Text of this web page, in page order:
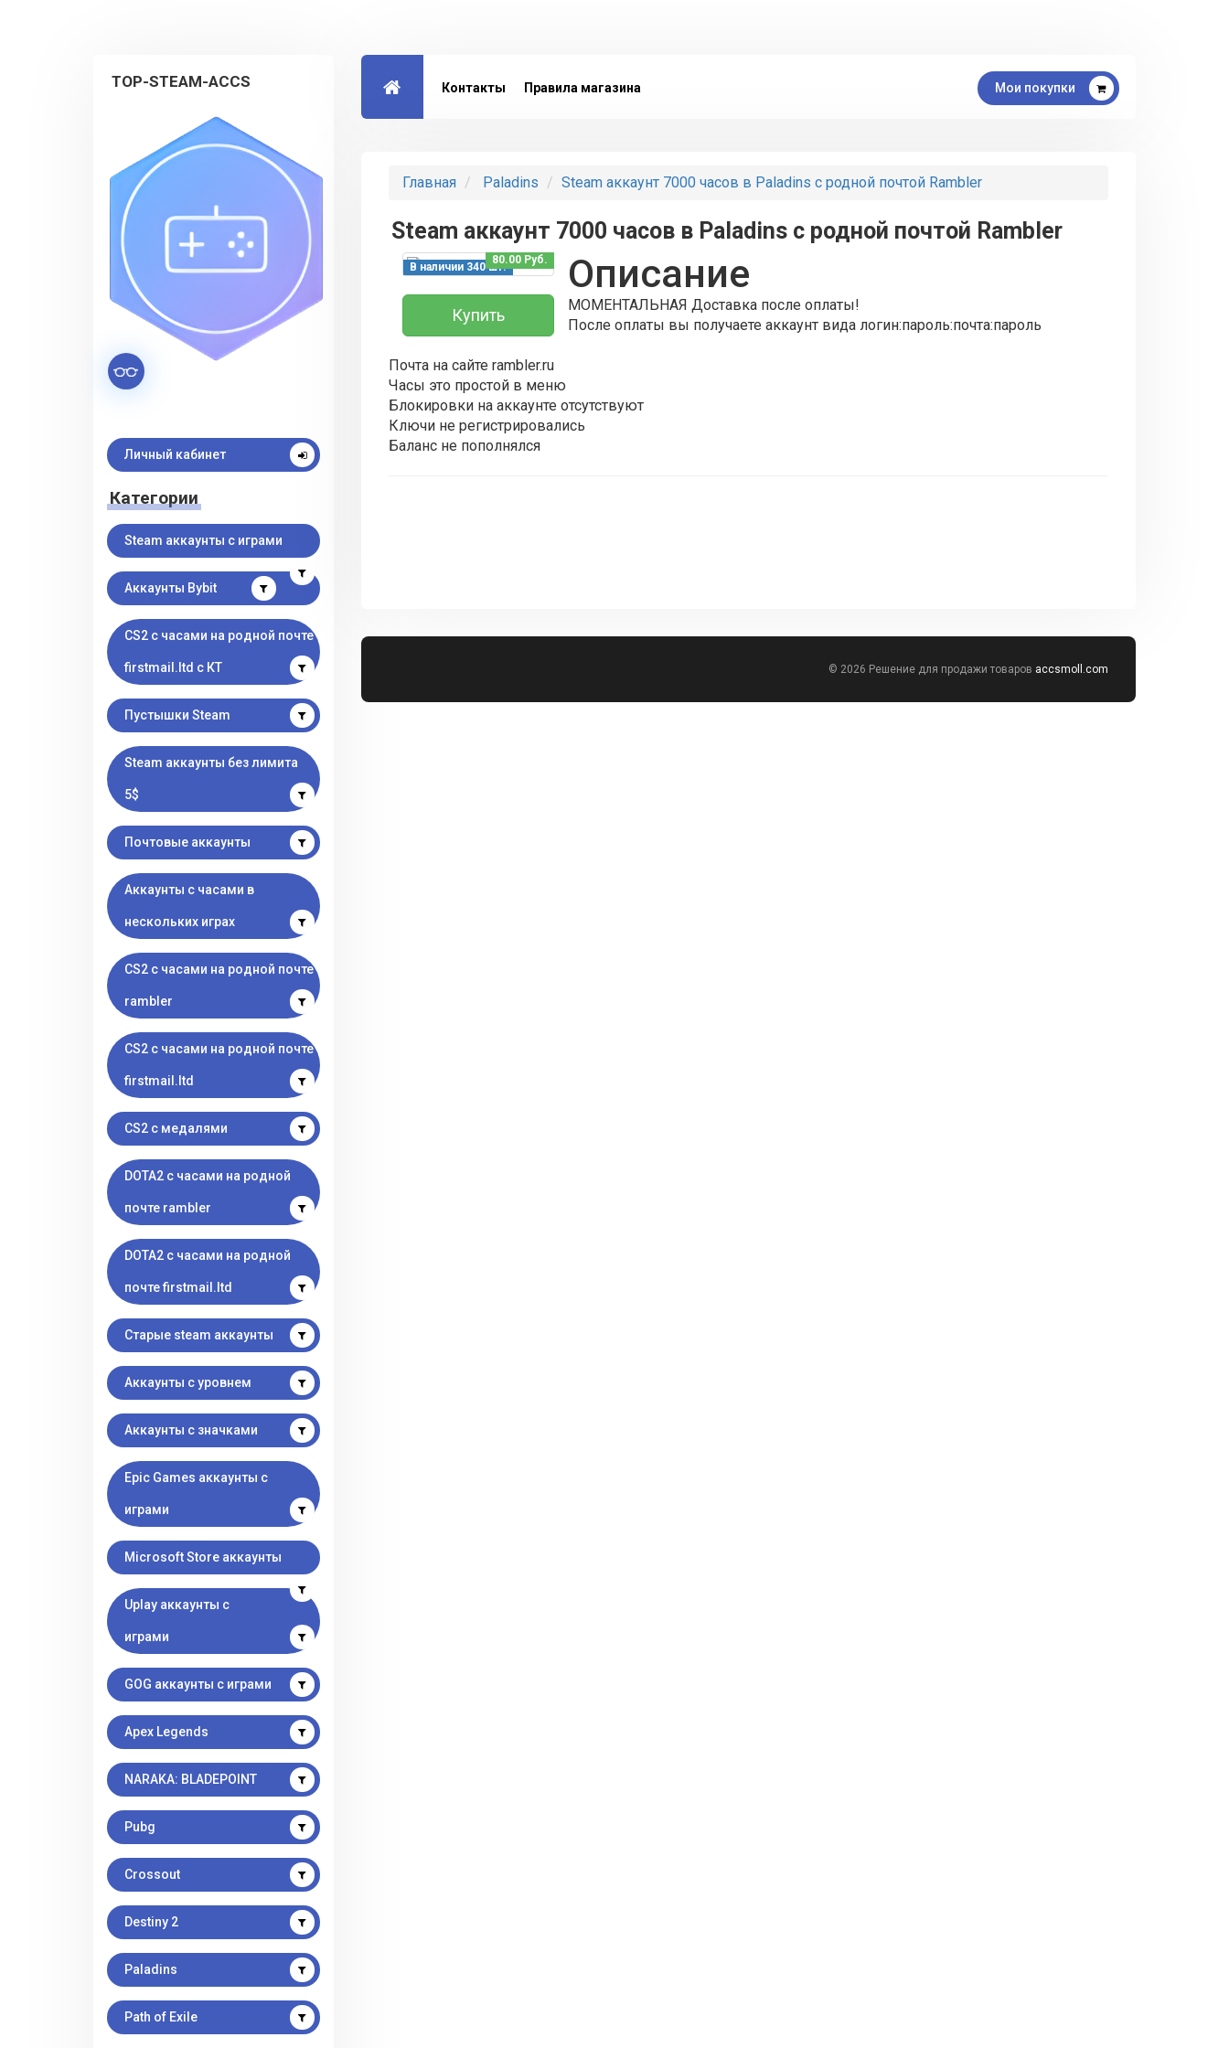
TOP-STEAM-ACCS
Личный кабинет
Категории
Steam аккаунты с играми
Аккаунты Bybit
CS2 с часами на родной почте
firstmail.ltd с КТ
Пустышки Steam
Steam аккаунты без лимита
5$
Почтовые аккаунты
Аккаунты с часами в
нескольких играх
CS2 с часами на родной почте
rambler
CS2 с часами на родной почте
firstmail.ltd
CS2 с медалями
DOTA2 с часами на родной
почте rambler
DOTA2 с часами на родной
почте firstmail.ltd
Старые steam аккаунты
Аккаунты с уровнем
Аккаунты с значками
Epic Games аккаунты с
играми
Microsoft Store аккаунты
Uplay аккаунты с
играми
GOG аккаунты с играми
Apex Legends
NARAKA: BLADEPOINT
Pubg
Crossout
Destiny 2
Paladins
Path of Exile
Контакты Правила магазина Мои покупки
Главная Paladins Steam аккаунт 7000 часов в Paladins с родной почтой Rambler
Steam аккаунт 7000 часов в Paladins с родной почтой Rambler
В наличии 340 шт.
80.00 Руб.
Купить
Описание
МОМЕНТАЛЬНАЯ Доставка после оплаты!
После оплаты вы получаете аккаунт вида логин:пароль:почта:пароль
Почта на сайте rambler.ru
Часы это простой в меню
Блокировки на аккаунте отсутствуют
Ключи не регистрировались
Баланс не пополнялся
© 2026 Решение для продажи товаров accsmoll.com